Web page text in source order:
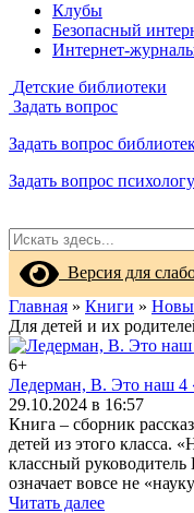
Клубы
Безопасный
Интернет-
Детские библиотеки
Задать вопрос
Задать вопрос
Задать вопрос психологу
Версия для
Главная » Книги »
Для детей и их
6+
Ледерман, В. Это наш 4
29.10.2024 в 16:57
Книга – сборник
детей из этого класса.
классный руководитель
означает вовсе не
Читать далее